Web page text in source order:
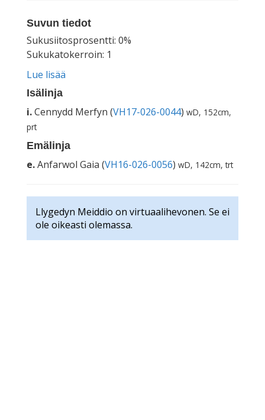
Suvun tiedot
Sukusiitosprosentti: 0%
Sukukatokerroin: 1
Lue lisää
Isälinja
i.Cennydd Merfyn (VH17-026-0044) wD, 152cm,
prt
Emälinja
e.Anfarwol Gaia (VH16-026-0056) wD, 142cm, trt
Llygedyn Meiddio on virtuaalihevonen. Se ei
ole oikeasti olemassa.